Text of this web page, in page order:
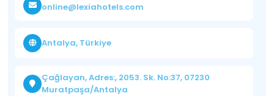
online@lexiahotels.com
Antalya, Türkiye
Çağlayan, Adres:, 2053. Sk. No:37, 07230
Muratpaşa/Antalya